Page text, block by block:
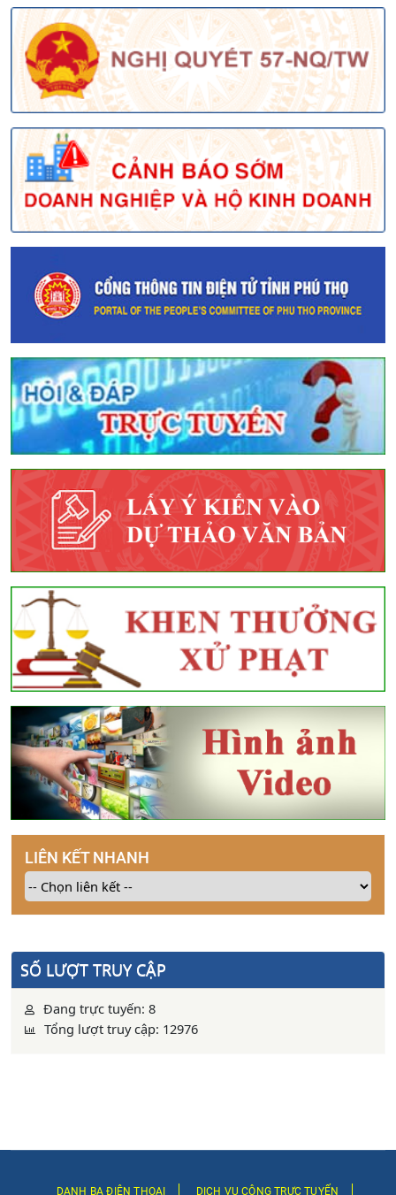
LIÊN KẾT NHANH
SỐ LƯỢT TRUY CẬP
Đang trực tuyến: 8
Tổng lượt truy cập: 12976
DANH BẠ ĐIỆN THOẠI DỊCH VỤ CÔNG TRỰC TUYẾN